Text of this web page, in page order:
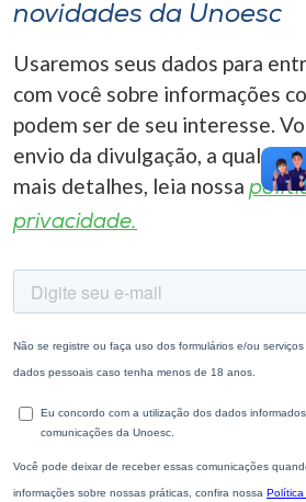
A-
novidades da Unoesc
Usaremos seus dados para
com você sobre informações
podem ser de seu interesse.
envio da divulgação, a
mais detalhes, leia nossa
privacidade.